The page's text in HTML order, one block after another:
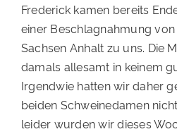
KOOPERATIONEN
4KIDS
TIERHEIMTIERE
TIERHEIME
PATENSCHAFTEN
Frederick kamen bereits
einer Beschlagnahmung
Sachsen Anhalt zu uns. Die
damals allesamt in keinem
Irgendwie hatten wir daher
beiden Schweinedamen
leider wurden wir dieses